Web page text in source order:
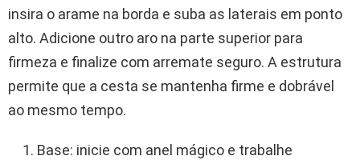
insira o arame na borda e suba as laterais em ponto
alto. Adicione outro aro na parte superior para
firmeza e finalize com arremate seguro. A estrutura
permite que a cesta se mantenha firme e dobrável
ao mesmo tempo.
Base: inicie com anel mágico e trabalhe